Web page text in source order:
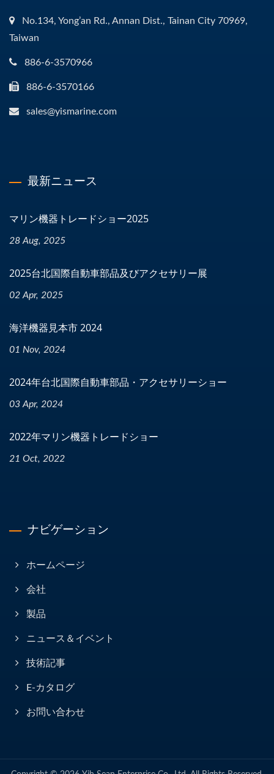
No.134, Yong’an Rd., Annan Dist., Tainan City 70969,
Taiwan
886-6-3570966
886-6-3570166
sales@yismarine.com
最新ニュース
マリン機器トレードショー2025
28 Aug, 2025
2025台北国際自動車部品及びアクセサリー展
02 Apr, 2025
海洋機器見本市 2024
01 Nov, 2024
2024年台北国際自動車部品・アクセサリーショー
03 Apr, 2024
2022年マリン機器トレードショー
21 Oct, 2022
ナビゲーション
ホームページ
会社
製品
ニュース＆イベント
技術記事
E-カタログ
お問い合わせ